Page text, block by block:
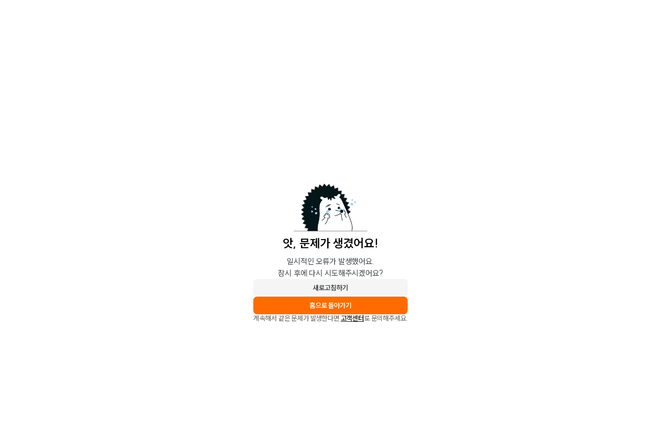
앗, 문제가 생겼어요!
일시적인 오류가 발생했어요.
잠시 후에 다시 시도해주시겠어요?
새로고침하기
홈으로 돌아가기
계속해서 같은 문제가 발생한다면 고객센터로 문의해주세요.